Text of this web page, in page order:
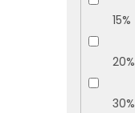
15%
20%
30%